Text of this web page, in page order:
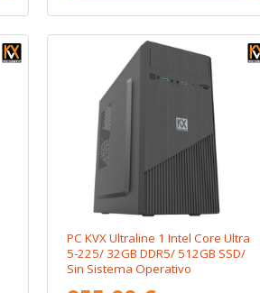
PC KVX Ultraline 1 Intel Core Ultra
5-225/ 32GB DDR5/ 512GB SSD/
Sin Sistema Operativo